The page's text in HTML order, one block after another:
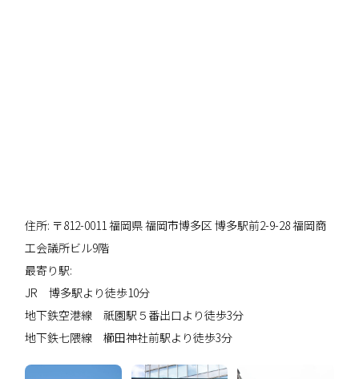
住所: 〒812-0011 福岡県 福岡市博多区 博多駅前2-9-28 福岡商
工会議所ビル9階
最寄り駅:
JR 博多駅より徒歩10分
地下鉄空港線 祇園駅５番出口より徒歩3分
地下鉄七隈線 櫛田神社前駅より徒歩3分